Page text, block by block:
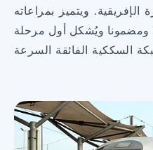
ويتميز بمراعاته
ومضمونا ويُشكل أول مرحلة
السككية الفائقة السرعة